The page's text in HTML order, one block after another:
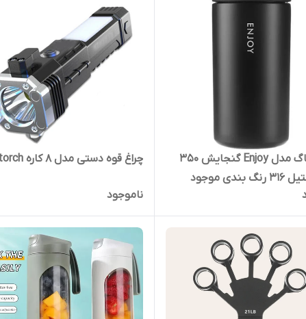
تراول ماگ مدل Enjoy گنجایش 350
موجود
چراغ قوه دستی مدل 8 کاره led torch
ناموجود